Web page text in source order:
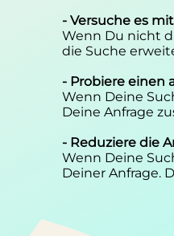
- Versuche es
Wenn Du nicht
die Suche
- Probiere einen
Wenn Deine
Deine Anfrage
- Reduziere die
Wenn Deine
Deiner Anfrage.